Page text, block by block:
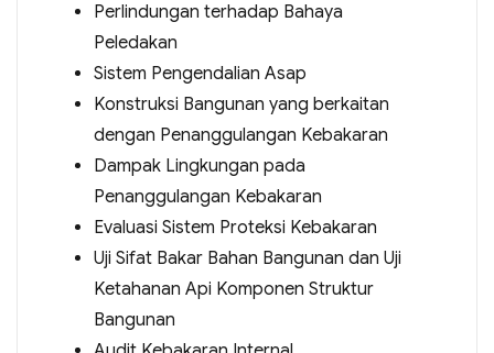
Perlindungan terhadap Bahaya
Peledakan
Sistem Pengendalian Asap
Konstruksi Bangunan yang berkaitan
dengan Penanggulangan Kebakaran
Dampak Lingkungan pada
Penanggulangan Kebakaran
Evaluasi Sistem Proteksi Kebakaran
Uji Sifat Bakar Bahan Bangunan dan Uji
Ketahanan Api Komponen Struktur
Bangunan